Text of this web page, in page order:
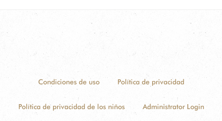
Condiciones de uso Política de privacidad
Política de privacidad de los niños Administrator Login